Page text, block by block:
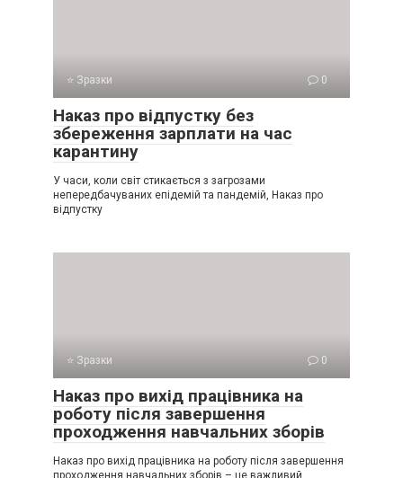
⭐ Зразки 0
Наказ про відпустку без
збереження зарплати на час
карантину
У часи, коли світ стикається з загрозами
непередбачуваних епідемій та пандемій, Наказ про
відпустку
⭐ Зразки 0
Наказ про вихід працівника на
роботу після завершення
проходження навчальних зборів
Наказ про вихід працівника на роботу після завершення
проходження навчальних зборів – це важливий